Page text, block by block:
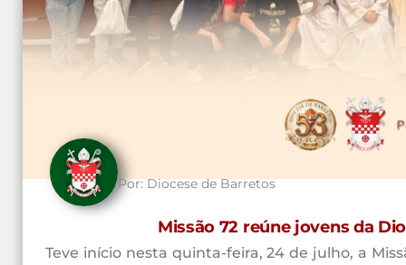
Por:Diocese de Barretos
Missão 72 reúne jovens da
Teve início nesta quinta-feira, 24 de julho, a